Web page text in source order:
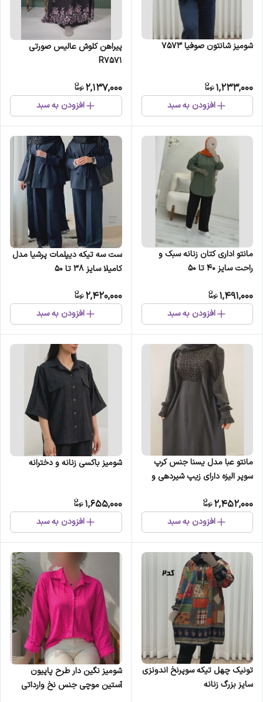
شومیز شانتون صوفیا 7573
1,233,000
افزودن به سبد
پیراهن کلوش عالیس صورتی
R7571
2,137,000
افزودن به سبد
مانتو اداری کتان زنانه سبک و
راحت سایز 40 تا 50
1,491,000
افزودن به سبد
ست سه تیکه دیپلمات پرشیا مدل
کامیلا سایز 38 تا 50
2,420,000
افزودن به سبد
مانتو عبا مدل یسنا جنس کرپ
سوپر الیزه دارای زیپ شیردهی و
2,452,000
افزودن به سبد
شومیز باکسی زنانه و دخترانه
1,655,000
افزودن به سبد
تونیک چهل تیکه سوپرنخ اندونزی
سایز بزرگ زنانه
شومیز نگین دار طرح پاپیون
آستین موچی جنس نخ وارداتی